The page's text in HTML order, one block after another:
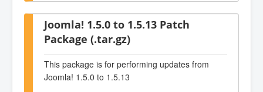
Joomla! 1.5.0 to 1.5.13 Patch
Package (.tar.gz)
This package is for performing updates from
Joomla! 1.5.0 to 1.5.13